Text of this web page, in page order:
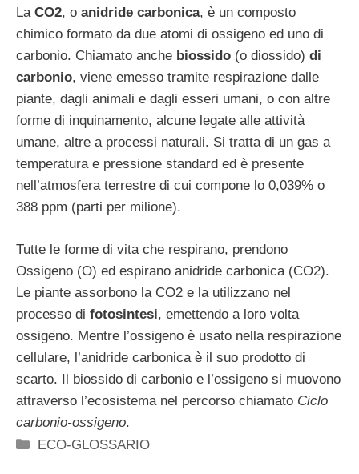
La CO2, o anidride carbonica, è un composto
chimico formato da due atomi di ossigeno ed uno di
carbonio. Chiamato anche biossido (o diossido) di
carbonio, viene emesso tramite respirazione dalle
piante, dagli animali e dagli esseri umani, o con altre
forme di inquinamento, alcune legate alle attività
umane, altre a processi naturali. Si tratta di un gas a
temperatura e pressione standard ed è presente
nell’atmosfera terrestre di cui compone lo 0,039% o
388 ppm (parti per milione).
Tutte le forme di vita che respirano, prendono
Ossigeno (O) ed espirano anidride carbonica (CO2).
Le piante assorbono la CO2 e la utilizzano nel
processo di fotosintesi, emettendo a loro volta
ossigeno. Mentre l’ossigeno è usato nella respirazione
cellulare, l’anidride carbonica è il suo prodotto di
scarto. Il biossido di carbonio e l’ossigeno si muovono
attraverso l’ecosistema nel percorso chiamato Ciclo
carbonio-ossigeno.
Categorie
ECO-GLOSSARIO